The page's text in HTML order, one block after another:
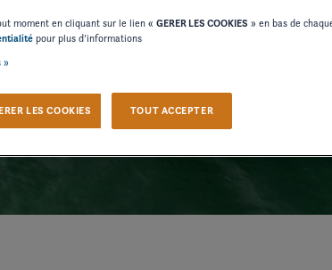
moment en cliquant sur le lien « GERER LES COOKIES » en bas de
pour plus d’informations
»
LES COOKIES TOUT ACCEPTER